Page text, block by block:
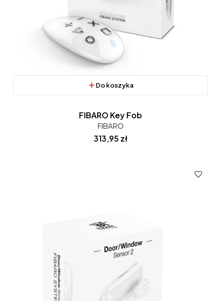
Do koszyka
FIBARO Key Fob
FIBARO
Cena
313,95 zł